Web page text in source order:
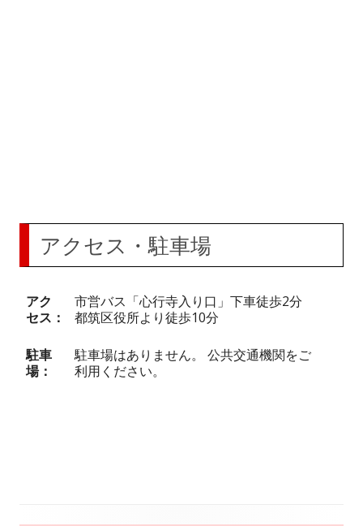
アクセス・駐車場
アク
セス
市営バス「心行寺入り口」下車徒歩2分
都筑区役所より徒歩10分
駐車
場
駐車場はありません。 公共交通機関をご
利用ください。